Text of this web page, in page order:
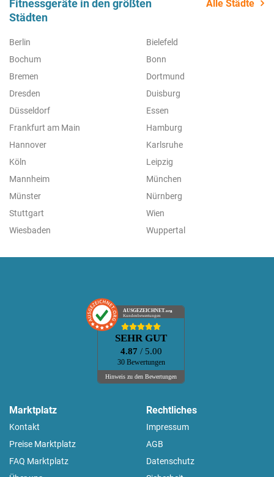
Fitnessgeräte in den größten
Städten
Alle Städte
Berlin
Bielefeld
Bochum
Bonn
Bremen
Dortmund
Dresden
Duisburg
Düsseldorf
Essen
Frankfurt am Main
Hamburg
Hannover
Karlsruhe
Köln
Leipzig
Mannheim
München
Münster
Nürnberg
Stuttgart
Wien
Wiesbaden
Wuppertal
AUSGEZEICHNET.org
Kundenbewertungen
SEHR GUT
4.87 / 5.00
30 Bewertungen
Hinweis zu den Bewertungen
Marktplatz
Kontakt
Preise Marktplatz
FAQ Marktplatz
Rechtliches
Impressum
AGB
Datenschutz